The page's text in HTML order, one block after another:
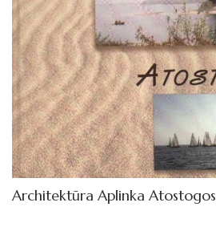
Architektūra Aplinka Atostogos